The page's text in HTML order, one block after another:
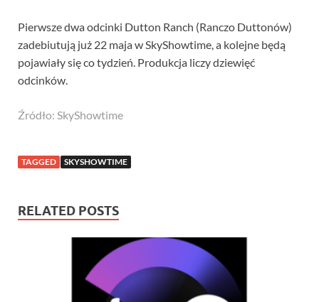
Pierwsze dwa odcinki Dutton Ranch (Ranczo Duttonów)
zadebiutują już 22 maja w SkyShowtime, a kolejne będą
pojawiały się co tydzień. Produkcja liczy dziewięć
odcinków.
Źródło: SkyShowtime
TAGGED SKYSHOWTIME
RELATED POSTS